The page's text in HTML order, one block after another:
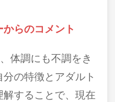
らのコメント
体調にも不調をき
の特徴とアダルト
することで、現在